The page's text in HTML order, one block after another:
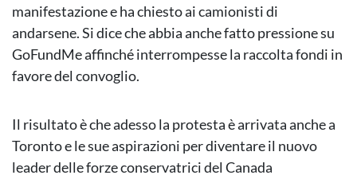
manifestazione e ha chiesto ai camionisti di
andarsene. Si dice che abbia anche fatto pressione su
GoFundMe affinché interrompesse la raccolta fondi in
favore del convoglio.
Il risultato è che adesso la protesta è arrivata anche a
Toronto e le sue aspirazioni per diventare il nuovo
leader delle forze conservatrici del Canada